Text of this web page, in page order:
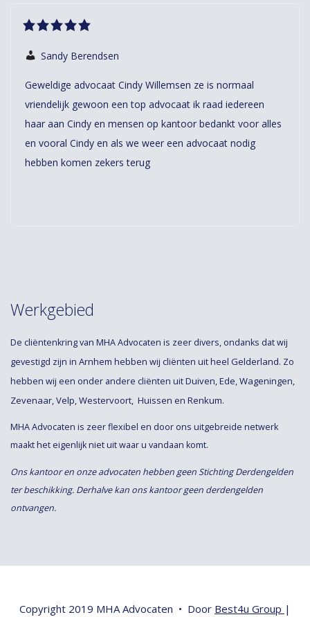
Sandy Berendsen
Geweldige advocaat Cindy Willemsen ze is normaal
vriendelijk gewoon een top advocaat ik raad iedereen
haar aan Cindy en mensen op kantoor bedankt voor alles
en vooral Cindy en als we weer een advocaat nodig
hebben komen zekers terug
Werkgebied
De cliëntenkring van MHA Advocaten is zeer divers, ondanks dat wij
gevestigd zijn in Arnhem hebben wij cliënten uit heel Gelderland. Zo
hebben wij een onder andere cliënten uitDuiven,Ede,Wageningen,
Zevenaar,Velp,Westervoort, Huissen en Renkum.
MHA Advocaten is zeer flexibel en door ons uitgebreide netwerk
maakt het eigenlijk niet uit waar u vandaan komt.
Ons kantoor en onze advocaten hebben geen Stichting Derdengelden
ter beschikking. Derhalve kan ons kantoor geen derdengelden
ontvangen.
Copyright 2019 MHA Advocaten • Door Best4u Group |